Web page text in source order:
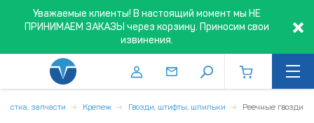
Уважаемые клиенты! В настоящий момент мы НЕ
ПРИНИМАЕМ ЗАКАЗЫ через корзину. Приносим свои
извинения.
запчасти Крепеж Гвозди, штифты, шпильки Реечные гвозди